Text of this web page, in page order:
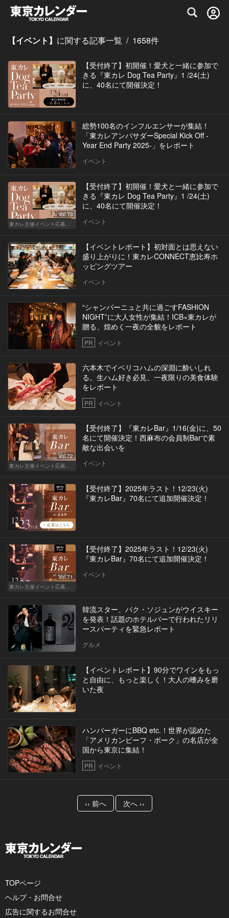
グルメ情報・プレミアムレストラン予約
【イベント】 に関する記事一覧 / 1658件
【受付終了】初開催！愛犬と一緒に参加で
きる『東カレ Dog Tea Party』1 /24(土)
に、40名にて開催決定！
総勢100名のインフルエンサーが集結！
「東カレアンバサダーSpecial Kick Off -
Year End Party 2025-」をレポート
イベント
Vol.73
東カレ主催イベント応募詳細記事一覧
【受付終了】初開催！愛犬と一緒に参加で
きる『東カレ Dog Tea Party』1 /24(土)
に、40名にて開催決定！
イベント
【イベントレポート】初対面とは思えない
盛り上がりに！東カレCONNECT恵比寿ホ
ッピングツアー
イベント
“シャンパーニュと共に過ごすFASHION
NIGHT”に大人女性が集結！ICB×東カレが
贈る、煌めく一夜の全貌をレポート
PR イベント
六本木でイベリコハムの深淵に酔いしれ
る。生ハム好き必見、一夜限りの美食体験
をレポート
PR イベント
Vol.72
東カレ主催イベント応募詳細記事一覧
【受付終了】『東カレBar』1/16(金)に、50
名にて開催決定！西麻布の会員制Barで素
敵な出会いを
イベント
【受付終了】2025年ラスト！12/23(火)
『東カレBar』70名にて追加開催決定！
Vol.71
東カレ主催イベント応募詳細記事一覧
【受付終了】2025年ラスト！12/23(火)
『東カレBar』70名にて追加開催決定！
イベント
韓流スター、パク・ソジュンがウイスキー
を発表！話題のホテルバーで行われたリリ
ースパーティを緊急レポート
グルメ
【イベントレポート】90分でワインをもっ
と自由に、もっと楽しく！大人の嗜みを磨
いた夜
ハンバーガーにBBQ etc.！世界が認めた
「アメリカンビーフ・ポーク」の名店が全
国から東京に集結！
PR イベント
‹‹ 前へ 次へ ››
TOPページ
ヘルプ・お問合せ
広告に関するお問合せ